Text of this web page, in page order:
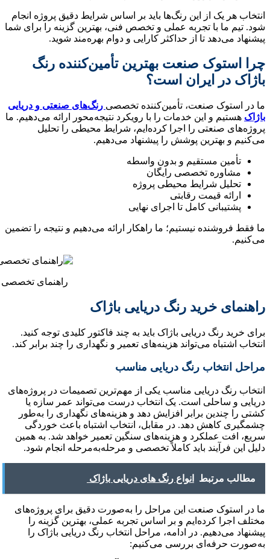
انتخاب هر یک از این رنگ‌ها باید بر اساس شرایط دقیق پروژه انجام
شود. تیم ما با تجربه عملی و تخصص فنی، بهترین گزینه را برای شما
پیشنهاد می‌دهد تا از حداکثر کارایی و دوام بهره‌مند شوید.
چرا استوک صنعت بهترین تأمین‌کننده رنگ
باژاک در ایران است؟
ما در استوک صنعت، تأمین‌کننده تخصصی رنگ‌های صنعتی و دریایی
باژاک هستیم و این خدمات را با رویکرد نتیجه‌محور ارائه می‌دهیم. ما
پروژه‌های صنعتی را اجرا کرده‌ایم، شرایط محیطی را تحلیل
می‌کنیم و بهترین پوشش را پیشنهاد می‌دهیم.
تأمین مستقیم و بدون واسطه
مشاوره تخصصی رایگان
تحلیل شرایط محیطی پروژه
ارائه قیمت رقابتی
پشتیبانی کامل تا اجرای نهایی
ما فقط فروشنده نیستیم؛ ما راهکار ارائه می‌دهیم و نتیجه را تضمین
می‌کنیم.
راهنمای تخصصی
راهنمای خرید رنگ دریایی باژاک
برای خرید رنگ دریایی باژاک باید به چند فاکتور کلیدی توجه کنید.
انتخاب اشتباه می‌تواند هزینه‌های تعمیر و نگهداری را چند برابر کند.
مراحل انتخاب رنگ دریایی مناسب
انتخاب رنگ دریایی مناسب یکی از مهم‌ترین تصمیمات در پروژه‌های
دریایی و ساحلی است. یک انتخاب درست می‌تواند عمر سازه یا
کشتی را چندین برابر افزایش دهد و هزینه‌های نگهداری را به‌طور
چشمگیری کاهش دهد. در مقابل، انتخاب اشتباه باعث خوردگی
سریع، افت عملکرد و هزینه‌های سنگین تعمیر خواهد شد. به همین
دلیل این فرآیند باید کاملاً تخصصی و مرحله‌به‌مرحله انجام شود.
مطالب مرتبط انواع رنگ‌ های دریایی باژاک
ما در استوک صنعت این مراحل را به‌صورت دقیق برای پروژه‌های
مختلف اجرا کرده‌ایم و بر اساس تجربه عملی، بهترین گزینه را
پیشنهاد می‌دهیم. در ادامه، مراحل انتخاب رنگ دریایی باژاک را
به‌صورت حرفه‌ای بررسی می‌کنیم: